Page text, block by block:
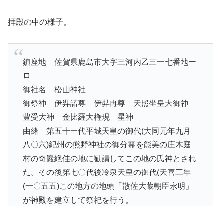
拝殿の中の様子。
鎮座地 佐賀県鹿島市大字三河内乙三一七番地ー
ロ
御社名 松山神社
御祭神 伊弉諾尊 伊弉冉尊 天照坐皇大御神
豊受大神 金比羅大権現 星神
由緒 第五十一代平城天皇の御代(大同元年九月
八〇六)紀州の熊野神社の御分霊を能美の庄木庭
村の奇巖絶佳の地に勧請してこの地の氏神とされ
た。その後第七〇代後冷泉天皇の御代(天喜三年
(一〇五五)この地方の地頭「散佐大蔵朝臣永明」
が神殿を建立して祭祀を行う。